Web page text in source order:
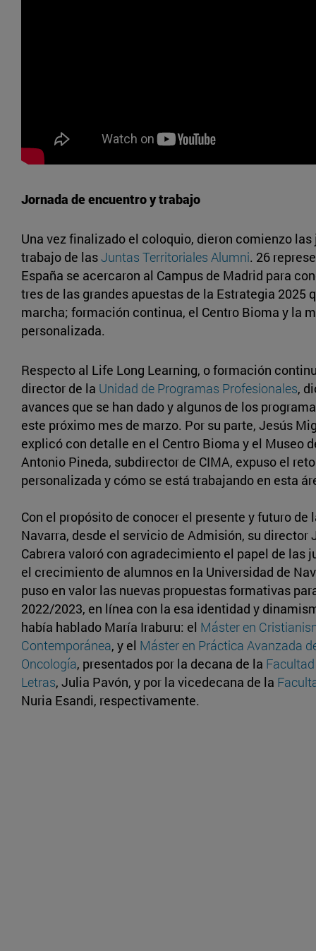
Jornada de encuentro y trabajo
Una vez finalizado el coloquio, dieron comienzo las
trabajo de lasJuntas Territoriales Alumni. 26
España se acercaron al Campus de Madrid para
tres de las grandes apuestas de la Estrategia 2025
marcha; formación continua, el Centro Bioma y la
personalizada.
Respecto al Life Long Learning, o formación
director de la Unidad de Programas Profesionales,
avances que se han dado y algunos de los
este próximo mes de marzo. Por su parte, Jesús
explicó con detalle en el Centro Bioma y el Museo
Antonio Pineda, subdirector de CIMA, expuso el
personalizada y cómo se está trabajando en esta
Con el propósito de conocer el presente y futuro de
Navarra, desde el servicio de Admisión, su director
Cabrera valoró con agradecimiento el papel de las
el crecimiento de alumnos en la Universidad de
puso en valor las nuevas propuestas formativas
2022/2023, en línea con la esa identidad y
había hablado María Iraburu: el Máster en
Contemporánea, y el Máster en Práctica Avanzada
Oncología, presentados por la decana de la
Letras, Julia Pavón, y por la vicedecana de la
Nuria Esandi, respectivamente.